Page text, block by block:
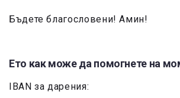
Бъдете благословени! Амин!
Ето как може да помогнете на
IBAN за дарения: